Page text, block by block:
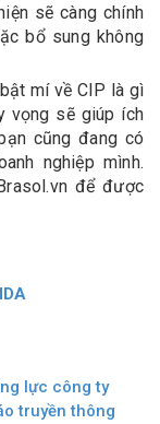
sẽ càng chính
bổ sung không
mí về CIP là gì
vọng sẽ giúp ích
cũng đang có
nghiệp mình.
để được
lực công ty
truyền thông